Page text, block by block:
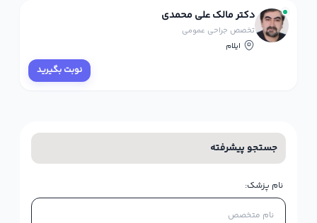
دکتر مالک علی محمدی
تخصص جراحی عمومی
ایلام
نوبت بگیرید
جستجو پیشرفته
نام پزشک: